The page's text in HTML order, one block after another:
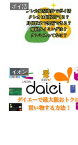
ポイ活
イオン